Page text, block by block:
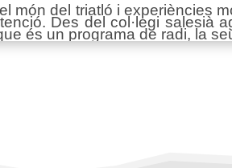
món del triatló i experiències
Des del col·legi salesià
és un programa de radi, la